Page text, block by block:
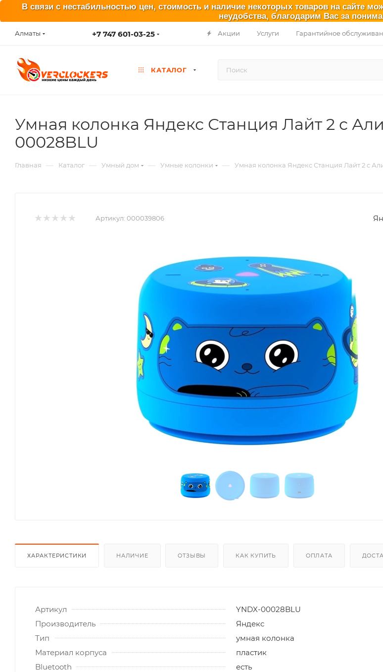
В связи с нестабильностью цен, стоимость и наличие некоторых товаров на сайте
неудобства, благодарим Вас за
Алматы +7 747 601-03-25 Акции Услуги Гарантийное
КАТАЛОГ
Умная колонка Яндекс Станция Лайт 2 с
00028BLU
Главная — Каталог — Умный дом — Умные колонки — Умная колонка Яндекс Станция Лайт 2 с
Артикул: 000039806
ХАРАКТЕРИСТИКИ НАЛИЧИЕ ОТЗЫВЫ КАК КУПИТЬ ОПЛАТА
Артикул
YNDX-00028BLU
Производитель
Яндекс
Тип
умная колонка
Материал корпуса
пластик
Bluetooth
есть